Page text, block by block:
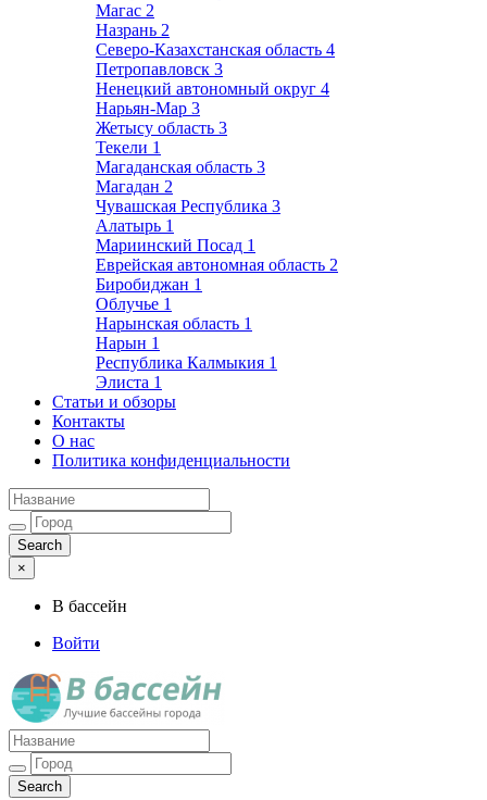
Магас 2
Назрань 2
Северо-Казахстанская область 4
Петропавловск 3
Ненецкий автономный округ 4
Нарьян-Мар 3
Жетысу область 3
Текели 1
Магаданская область 3
Магадан 2
Чувашская Республика 3
Алатырь 1
Мариинский Посад 1
Еврейская автономная область 2
Биробиджан 1
Облучье 1
Нарынская область 1
Нарын 1
Республика Калмыкия 1
Элиста 1
Статьи и обзоры
Контакты
О нас
Политика конфиденциальности
×
В бассейн
Войти
Лучшие бассейны города